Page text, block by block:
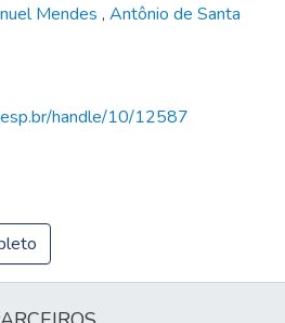
Mendes , Antônio de Santa
handle/10/12587